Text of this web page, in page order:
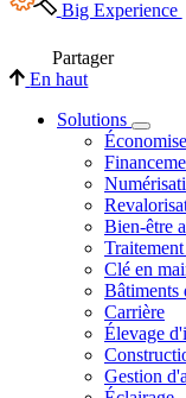
Big Experience
Partager
En haut
Solutions
Bien-être
Clé en
Bâtiments
Carrière
Élevage
Gestion